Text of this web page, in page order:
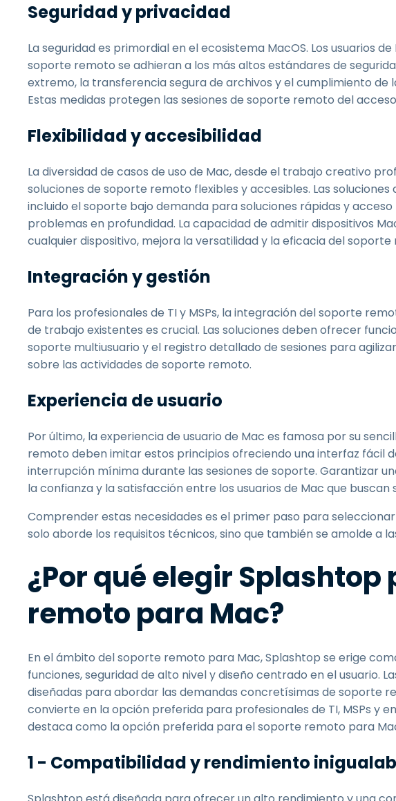
Seguridad y privacidad
La seguridad es primordial en el ecosistema MacOS. Los usuarios
soporte remoto se adhieran a los más altos estándares de
extremo, la transferencia segura de archivos y el cumplimiento de
Estas medidas protegen las sesiones de soporte remoto del
Flexibilidad y accesibilidad
La diversidad de casos de uso de Mac, desde el trabajo creativo
soluciones de soporte remoto flexibles y accesibles. Las
incluido el soporte bajo demanda para soluciones rápidas y
problemas en profundidad. La capacidad de admitir dispositivos
cualquier dispositivo, mejora la versatilidad y la eficacia del soporte
Integración y gestión
Para los profesionales de TI y MSPs, la integración del soporte
de trabajo existentes es crucial. Las soluciones deben ofrecer
soporte multiusuario y el registro detallado de sesiones para
sobre las actividades de soporte remoto.
Experiencia de usuario
Por último, la experiencia de usuario de Mac es famosa por su
remoto deben imitar estos principios ofreciendo una interfaz fácil
interrupción mínima durante las sesiones de soporte. Garantizar
la confianza y la satisfacción entre los usuarios de Mac que buscan
Comprender estas necesidades es el primer paso para
solo aborde los requisitos técnicos, sino que también se amolde a
¿Por qué elegir
remoto para Mac?
En el ámbito del soporte remoto para Mac, Splashtop se erige
funciones, seguridad de alto nivel y diseño centrado en el usuario.
diseñadas para abordar las demandas concretísimas de soporte
convierte en la opción preferida para profesionales de TI, MSPs y
destaca como la opción preferida para el soporte remoto para
1 - Compatibilidad y rendimiento